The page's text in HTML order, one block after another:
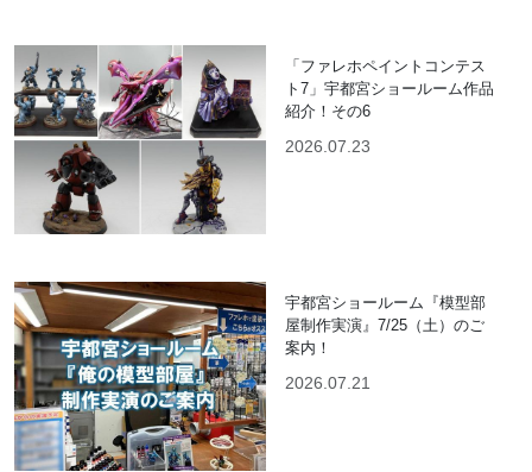
「ファレホペイントコンテス
ト7」宇都宮ショールーム作品
紹介！その6
2026.07.23
宇都宮ショールーム『模型部
屋制作実演』7/25（土）のご
案内！
2026.07.21